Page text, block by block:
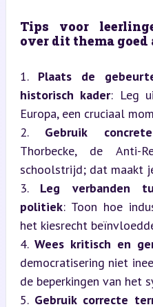
Tips voor
over dit thema goed
1. Plaats de
historisch kader: Leg
Europa, een cruciaal
2. Gebruik
Thorbecke, de Anti-
schoolstrijd; dat maakt
3. Leg verbanden
politiek: Toon hoe
het kiesrecht
4. Wees kritisch en
democratisering niet
de beperkingen van het
5. Gebruik correcte